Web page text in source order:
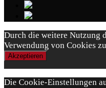
Durch die weitere Nutzung
Verwendung von Cookies
Akzeptieren
Die Cookie-Einstellungen